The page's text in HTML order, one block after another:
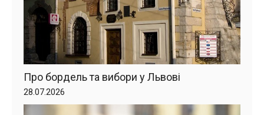
Про бордель та вибори у Львові
28.07.2026